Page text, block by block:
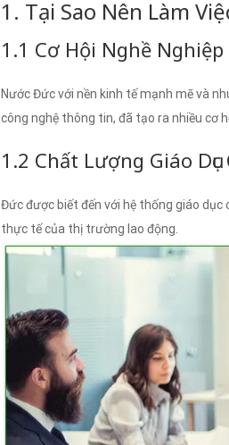
1. Tại Sao Nên Làm
1.1 Cơ Hội Nghề
Nước Đức với nền kinh tế mạnh mẽ và
công nghệ thông tin, đã tạo ra nhiều cơ
1.2 Chất Lượng Giáo Dục
Đức được biết đến với hệ thống giáo
thực tế của thị trường lao động.